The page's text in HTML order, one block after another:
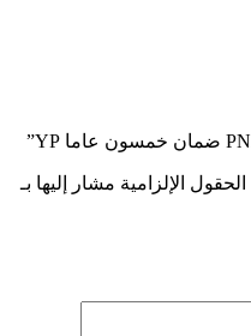
الحقول الإلزامية مشار إليها بـ